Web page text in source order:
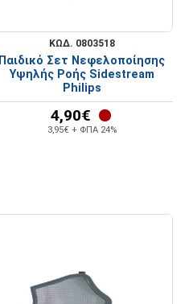
ΚΩΔ. 0803518
Παιδικό Σετ Νεφελοποίησης
Υψηλής Ροής Sidestream
Philips
4,90€
3,95€ + ΦΠΑ 24%